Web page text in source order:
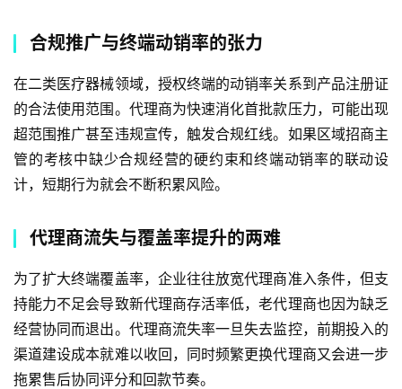
合规推广与终端动销率的张力
在二类医疗器械领域，授权终端的动销率关系到产品注册证
的合法使用范围。代理商为快速消化首批款压力，可能出现
超范围推广甚至违规宣传，触发合规红线。如果区域招商主
管的考核中缺少合规经营的硬约束和终端动销率的联动设
计，短期行为就会不断积累风险。
代理商流失与覆盖率提升的两难
为了扩大终端覆盖率，企业往往放宽代理商准入条件，但支
持能力不足会导致新代理商存活率低，老代理商也因为缺乏
经营协同而退出。代理商流失率一旦失去监控，前期投入的
渠道建设成本就难以收回，同时频繁更换代理商又会进一步
拖累售后协同评分和回款节奏。